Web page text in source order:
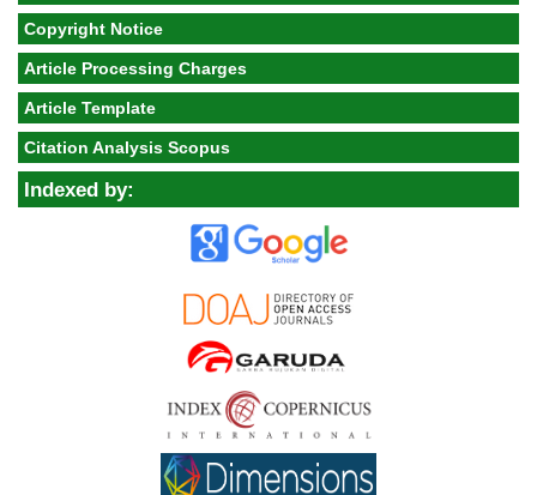
Copyright Notice
Article Processing Charges
Article Template
Citation Analysis Scopus
Indexed by: